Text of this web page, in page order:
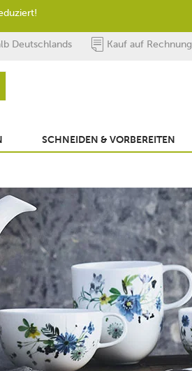
Deutschlands Kauf auf Rechnung
SCHNEIDEN & VORBEREITEN